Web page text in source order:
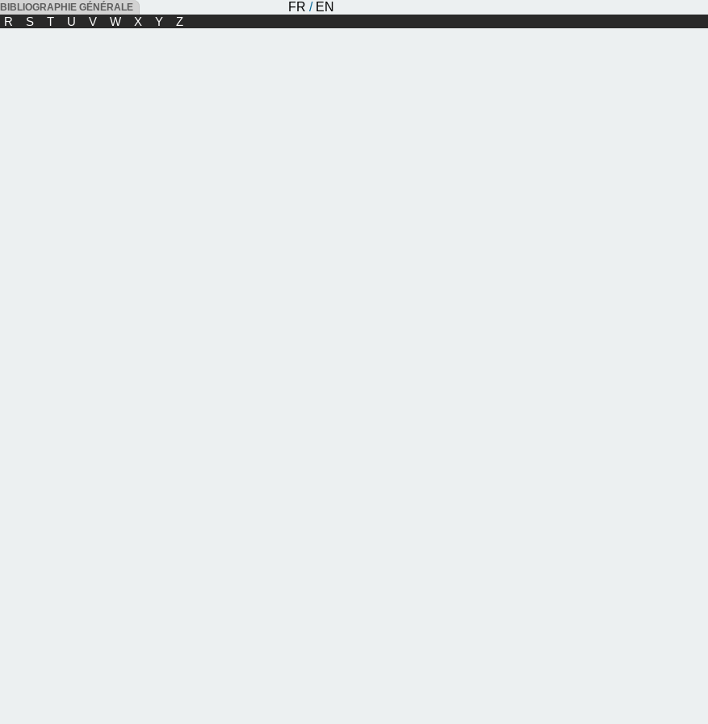
BIBLIOGRAPHIE GÉNÉRALE FR / EN
R S T U V W X Y Z